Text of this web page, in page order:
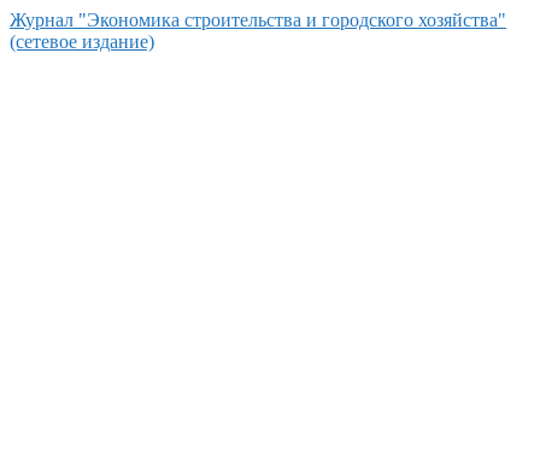
Перейти
к
Журнал "Экономика строительства и городского хозяйства"
(сетевое издание)